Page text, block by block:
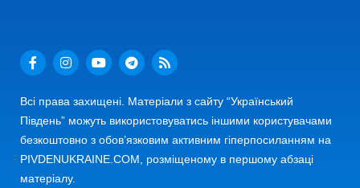
Всі права захищені. Матеріали з сайту “Український
Південь” можуть використовуватись іншими користувачами
безкоштовно з обов’язковим активним гіперпосиланням на
PIVDENUKRAINE.COM, розміщеному в першому абзаці
матеріалу.